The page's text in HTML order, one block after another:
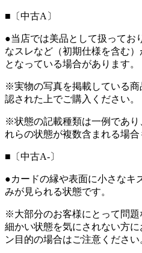
■〔中古A〕
●当店では美品として扱ってお
なスレなど（初期仕様を含む
となっている場合があります。
※実物の写真を掲載している
認された上でご購入ください。
※状態の記載種類は一例であ
れらの状態が複数含まれる場合
■〔中古A-〕
●カードの縁や表面に小さなキ
みが見られる状態です。
※大部分のお客様にとって問題
細かい状態を気にされない方
ン目的の場合はご注意ください